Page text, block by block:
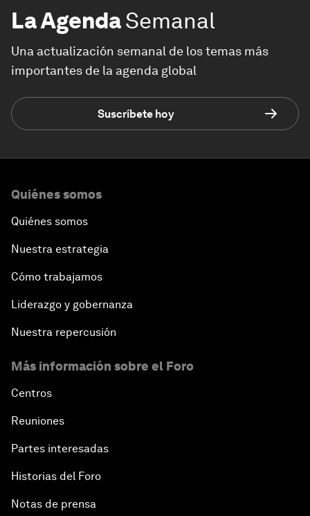
La AgendaSemanal
Una actualización semanal de los temas más
importantes de la agenda global
Suscríbete hoy
Quiénes somos
Quiénes somos
Nuestra estrategia
Cómo trabajamos
Liderazgo y gobernanza
Nuestra repercusión
Más información sobre el Foro
Centros
Reuniones
Partes interesadas
Historias del Foro
Notas de prensa